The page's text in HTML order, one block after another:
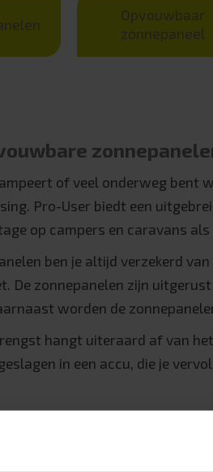
Opvouwbaar
zonnepaneel
of veel onderweg bent
Pro-User biedt een
op campers en caravans
ben je altijd verzekerd
De zonnepanelen zijn
worden de
hangt uiteraard af van
in een accu, die je